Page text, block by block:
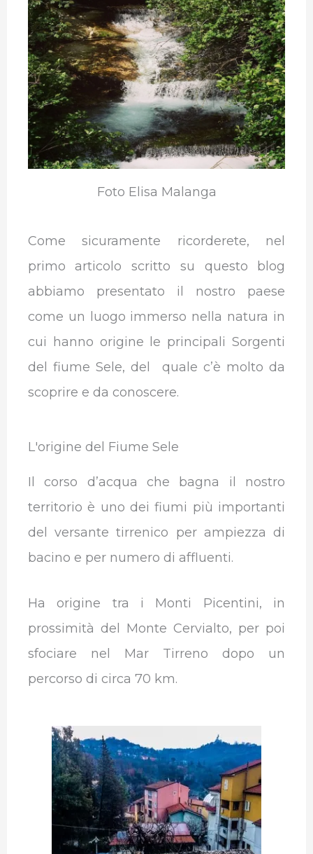
b
o
o
k
t
e
r
e
d
I
n
s
A
p
p
g
r
a
m
l
r
Foto Elisa Malanga
Come sicuramente ricorderete, nel
primo articolo scritto su questo blog
abbiamo presentato il nostro paese
come un luogo immerso nella natura in
cui hanno origine le principali Sorgenti
del fiume Sele, del quale c’è molto da
scoprire e da conoscere.
L'origine del Fiume Sele
Il corso d’acqua che bagna il nostro
territorio è uno dei fiumi più importanti
del versante tirrenico per ampiezza di
bacino e per numero di affluenti.
Ha origine tra i Monti Picentini, in
prossimità del Monte Cervialto, per poi
sfociare nel Mar Tirreno dopo un
percorso di circa 70 km.